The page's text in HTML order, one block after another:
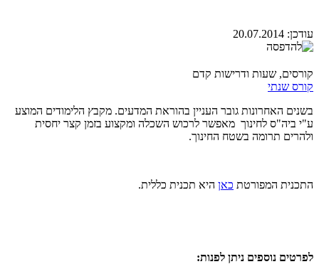
עודכן: 20.07.2014
קורסים, שעות ודרישות קדם
קורס שנתי
בשנים האחרונות גובר העניין בהוראת המדעים. מקבץ הלימודים המוצע
ע"י ביה"ס לחינוך מאפשר לרכוש השכלה ומקצוע בזמן קצר יחסית
ולהרים תרומה בשטח החינוך.
התכנית המפורטת כאן היא תכנית כללית.
לפרטים נוספים ניתן לפנות: